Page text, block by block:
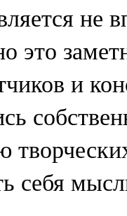
не
это
и
себя